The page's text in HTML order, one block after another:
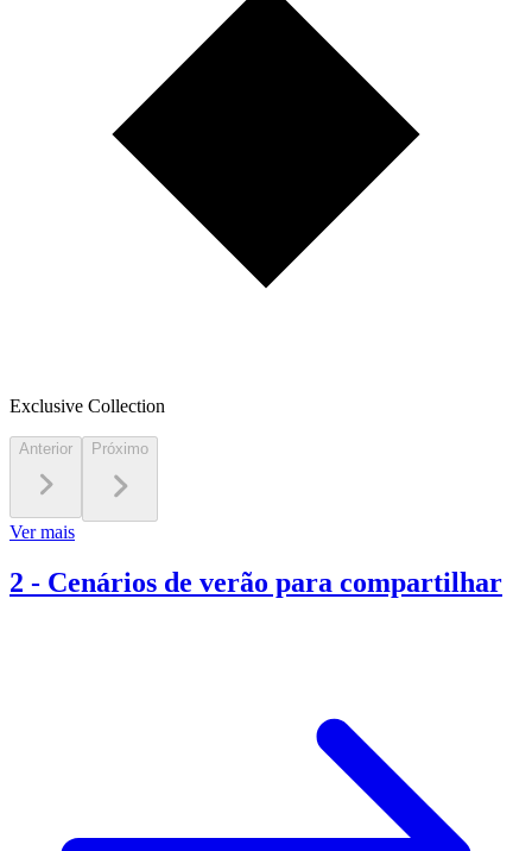
Exclusive Collection
Anterior Próximo
Ver mais
2 - Cenários de verão para compartilhar